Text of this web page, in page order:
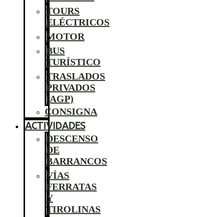
TOURS
ELÉCTRICOS
MOTOR
BUS
TURÍSTICO
TRASLADOS
PRIVADOS
(AGP)
CONSIGNA
ACTIVIDADES
DESCENSO
DE
BARRANCOS
VÍAS
FERRATAS
Y
TIROLINAS